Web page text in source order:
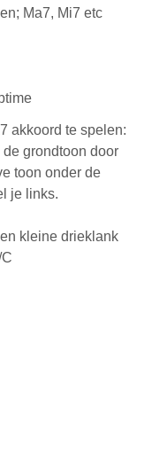
Ma7, Mi7 etc
akkoord te spelen:
grondtoon door
toon onder de
je links.
kleine drieklank